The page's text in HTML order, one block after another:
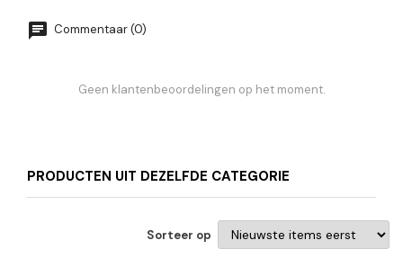
Commentaar (0)
Geen klantenbeoordelingen op het moment.
PRODUCTEN UIT DEZELFDE CATEGORIE
Sorteer op